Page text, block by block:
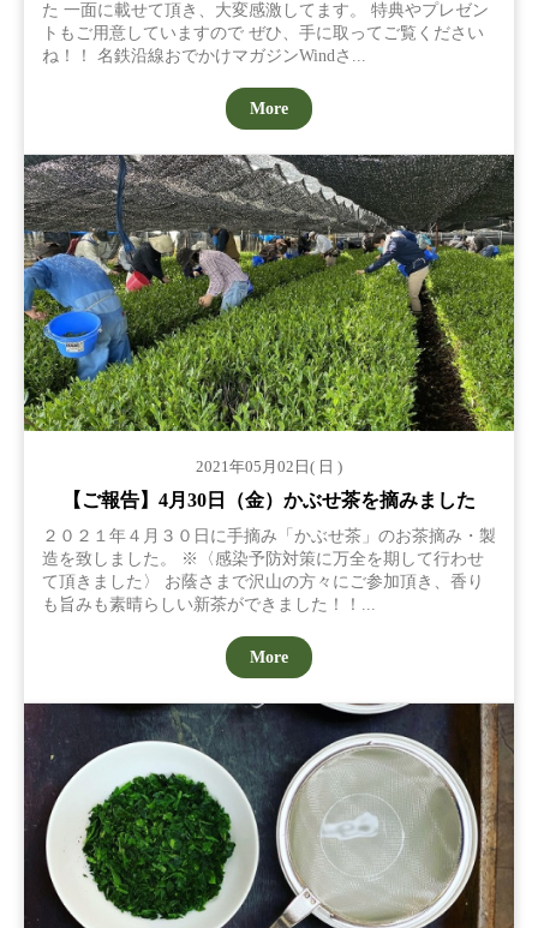
た 一面に載せて頂き、大変感激してます。 特典やプレゼン
トもご用意していますので ぜひ、手に取ってご覧ください
ね！！ 名鉄沿線おでかけマガジンWindさ...
More
2021年05月02日( 日 )
【ご報告】4月30日（金）かぶせ茶を摘みました
２０２１年４月３０日に手摘み「かぶせ茶」のお茶摘み・製
造を致しました。 ※〈感染予防対策に万全を期して行わせ
て頂きました〉 お蔭さまで沢山の方々にご参加頂き、香り
も旨みも素晴らしい新茶ができました！！...
More